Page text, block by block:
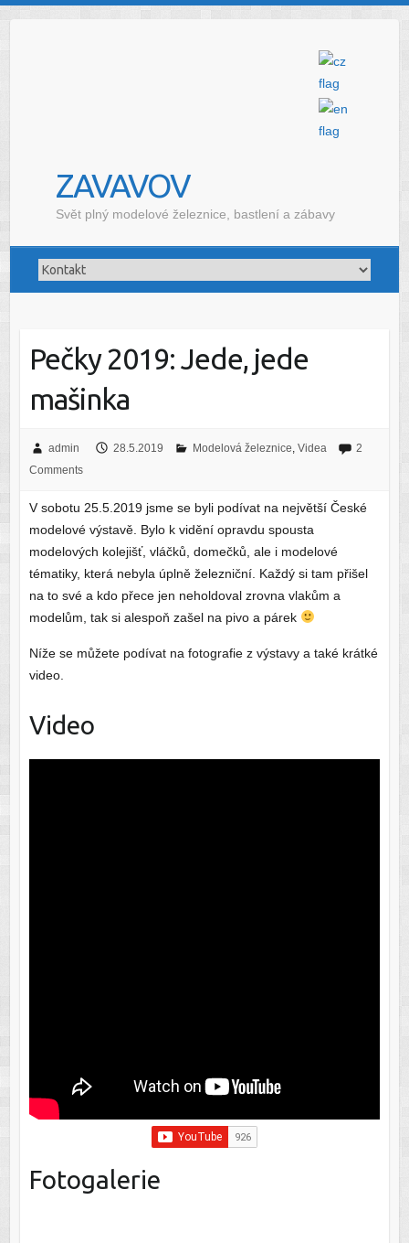
ZAVAVOV
Svět plný modelové železnice, bastlení a zábavy
Pečky 2019: Jede, jede
mašinka
admin 28.5.2019 Modelová železnice, Videa
2
Comments
V sobotu 25.5.2019 jsme se byli podívat na největší České
modelové výstavě. Bylo k vidění opravdu spousta
modelových kolejišť, vláčků, domečků, ale i modelové
tématiky, která nebyla úplně železniční. Každý si tam přišel
na to své a kdo přece jen neholdoval zrovna vlakům a
modelům, tak si alespoň zašel na pivo a párek
Níže se můžete podívat na fotografie z výstavy a také krátké
video.
Video
Fotogalerie